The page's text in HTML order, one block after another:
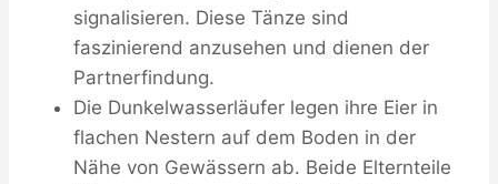
signalisieren. Diese Tänze sind
faszinierend anzusehen und dienen der
Partnerfindung.
Die Dunkelwasserläufer legen ihre Eier in
flachen Nestern auf dem Boden in der
Nähe von Gewässern ab. Beide Elternteile